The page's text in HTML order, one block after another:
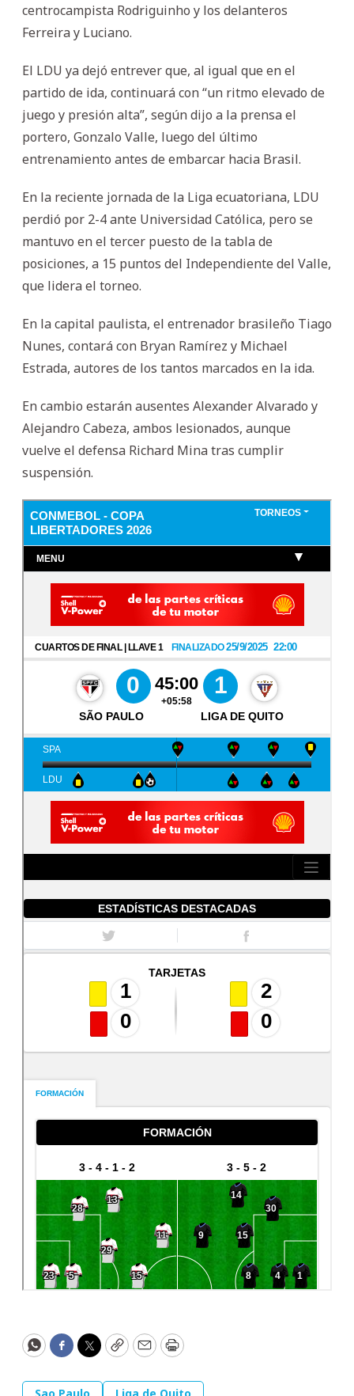
centrocampista Rodriguinho y los delanteros
Ferreira y Luciano.
El LDU ya dejó entrever que, al igual que en el
partido de ida, continuará con “un ritmo elevado de
juego y presión alta”, según dijo a la prensa el
portero, Gonzalo Valle, luego del último
entrenamiento antes de embarcar hacia Brasil.
En la reciente jornada de la Liga ecuatoriana, LDU
perdió por 2-4 ante Universidad Católica, pero se
mantuvo en el tercer puesto de la tabla de
posiciones, a 15 puntos del Independiente del Valle,
que lidera el torneo.
En la capital paulista, el entrenador brasileño Tiago
Nunes, contará con Bryan Ramírez y Michael
Estrada, autores de los tantos marcados en la ida.
En cambio estarán ausentes Alexander Alvarado y
Alejandro Cabeza, ambos lesionados, aunque
vuelve el defensa Richard Mina tras cumplir
suspensión.
WhatsApp
Facebook
Twitter
CopyEmailPrint
Sao Paulo Liga de Quito